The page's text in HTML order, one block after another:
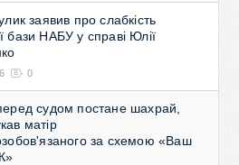
заявив про слабкість
бази НАБУ у справі Юлії
0
судом постане шахрай,
матір
за схемою «Ваш